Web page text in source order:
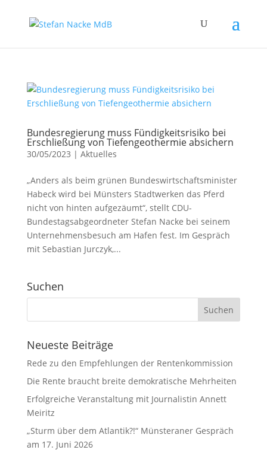
Bundesregierung muss Fündigkeitsrisiko bei
Erschließung von Tiefengeothermie absichern
30/05/2023 | Aktuelles
„Anders als beim grünen Bundeswirtschaftsminister
Habeck wird bei Münsters Stadtwerken das Pferd
nicht von hinten aufgezäumt“, stellt CDU-
Bundestagsabgeordneter Stefan Nacke bei seinem
Unternehmensbesuch am Hafen fest. Im Gespräch
mit Sebastian Jurczyk,...
Suchen
Neueste Beiträge
Rede zu den Empfehlungen der Rentenkommission
Die Rente braucht breite demokratische Mehrheiten
Erfolgreiche Veranstaltung mit Journalistin Annett
Meiritz
„Sturm über dem Atlantik?!“ Münsteraner Gespräch
am 17. Juni 2026